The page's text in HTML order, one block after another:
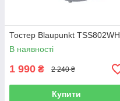
Тостер Blaupunkt TSS802WH
В наявності
1 990 ₴ 2 240 ₴
Купити